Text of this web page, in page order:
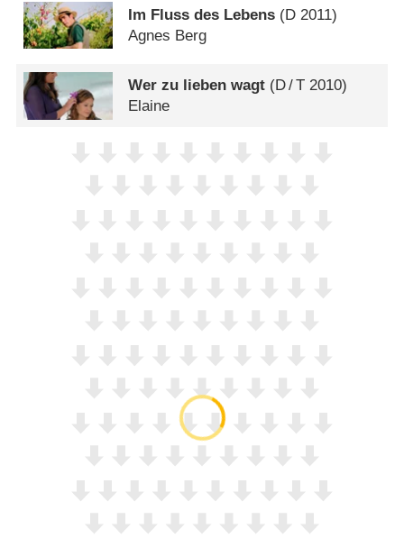
Im Fluss des Lebens (D 2011)
Agnes Berg
Wer zu lieben wagt (D/T 2010)
Elaine